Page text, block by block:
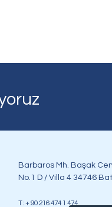
Barbaros Mh. Başak
No.1 D / Villa 4 34746
T: + 90 216 474 1 474